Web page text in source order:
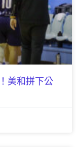
美和拼下公